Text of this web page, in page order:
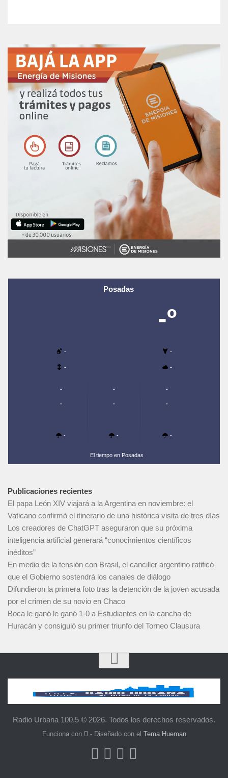
Posadas
-º
- -
- -
-
-
-
-
-
-
-
-
-
El tiempo en Posadas
Publicaciones recientes
El papa León XIV viajará a la Argentina en noviembre: el
Vaticano confirmó el itinerario de una histórica visita de tres días
Los creadores de ChatGPT aseguraron que su próxima
inteligencia artificial generará “conocimientos científicos
inéditos”
En medio de la tensión con Brasil, el canciller argentino ratificó
que el Gobierno sostendrá los canales de diálogo
Difundieron la primera foto tras la detención de la joven acusada
por el crimen de su novio en Chaco
Boca le ganó le ganó 1-0 a Estudiantes en la cancha de
Huracán y consiguió su primer triunfo del Torneo Clausura
Radio Urbana 100.5 © 2026. Todos los derechos reservados.
Funciona con - Diseñado con el Tema Hueman